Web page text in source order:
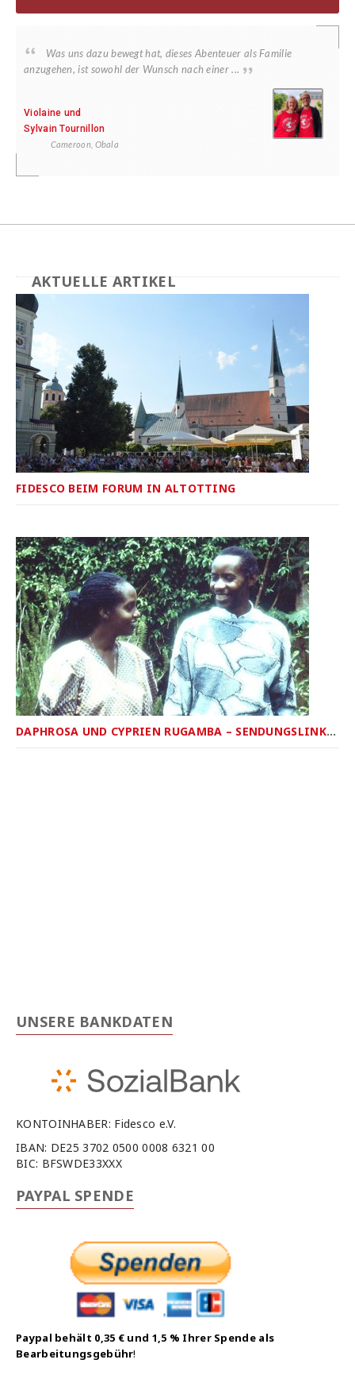
Was uns dazu bewegt hat, dieses Abenteuer als Familie
anzugehen, ist sowohl der Wunsch nach einer ...
Violaine und
Sylvain Tournillon
Cameroon, Obala
AKTUELLE ARTIKEL
FIDESCO BEIM FORUM IN ALTÖTTING
DAPHROSA UND CYPRIEN RUGAMBA – SENDUNGSLINK ZU RADIO MARIA
UNSERE BANKDATEN
KONTOINHABER: Fidesco e.V.
IBAN: DE25 3702 0500 0008 6321 00
BIC: BFSWDE33XXX
PAYPAL SPENDE
Paypal behält 0,35 € und 1,5 % Ihrer Spende als
Bearbeitungsgebühr!